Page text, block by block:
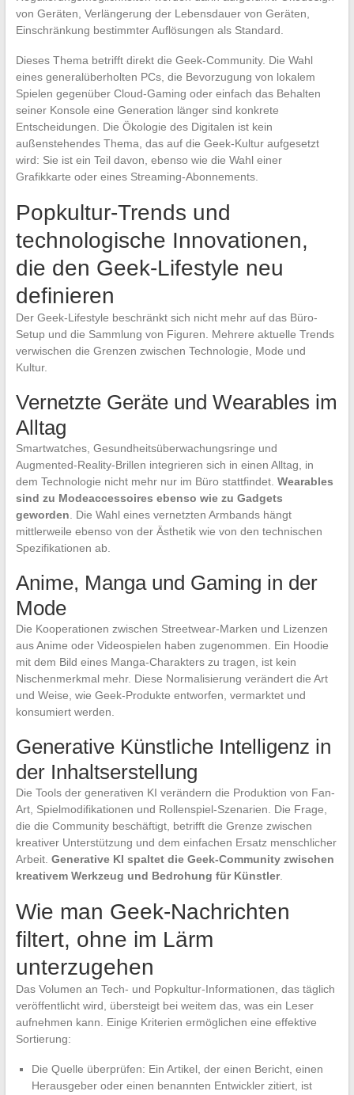
von Geräten, Verlängerung der Lebensdauer von Geräten,
Einschränkung bestimmter Auflösungen als Standard.
Dieses Thema betrifft direkt die Geek-Community. Die Wahl
eines generalüberholten PCs, die Bevorzugung von lokalem
Spielen gegenüber Cloud-Gaming oder einfach das Behalten
seiner Konsole eine Generation länger sind konkrete
Entscheidungen. Die Ökologie des Digitalen ist kein
außenstehendes Thema, das auf die Geek-Kultur aufgesetzt
wird: Sie ist ein Teil davon, ebenso wie die Wahl einer
Grafikkarte oder eines Streaming-Abonnements.
Popkultur-Trends und
technologische Innovationen,
die den Geek-Lifestyle neu
definieren
Der Geek-Lifestyle beschränkt sich nicht mehr auf das Büro-
Setup und die Sammlung von Figuren. Mehrere aktuelle Trends
verwischen die Grenzen zwischen Technologie, Mode und
Kultur.
Vernetzte Geräte und Wearables im
Alltag
Smartwatches, Gesundheitsüberwachungsringe und
Augmented-Reality-Brillen integrieren sich in einen Alltag, in
dem Technologie nicht mehr nur im Büro stattfindet. Wearables
sind zu Modeaccessoires ebenso wie zu Gadgets
geworden. Die Wahl eines vernetzten Armbands hängt
mittlerweile ebenso von der Ästhetik wie von den technischen
Spezifikationen ab.
Anime, Manga und Gaming in der
Mode
Die Kooperationen zwischen Streetwear-Marken und Lizenzen
aus Anime oder Videospielen haben zugenommen. Ein Hoodie
mit dem Bild eines Manga-Charakters zu tragen, ist kein
Nischenmerkmal mehr. Diese Normalisierung verändert die Art
und Weise, wie Geek-Produkte entworfen, vermarktet und
konsumiert werden.
Generative Künstliche Intelligenz in
der Inhaltserstellung
Die Tools der generativen KI verändern die Produktion von Fan-
Art, Spielmodifikationen und Rollenspiel-Szenarien. Die Frage,
die die Community beschäftigt, betrifft die Grenze zwischen
kreativer Unterstützung und dem einfachen Ersatz menschlicher
Arbeit. Generative KI spaltet die Geek-Community zwischen
kreativem Werkzeug und Bedrohung für Künstler.
Wie man Geek-Nachrichten
filtert, ohne im Lärm
unterzugehen
Das Volumen an Tech- und Popkultur-Informationen, das täglich
veröffentlicht wird, übersteigt bei weitem das, was ein Leser
aufnehmen kann. Einige Kriterien ermöglichen eine effektive
Sortierung:
Die Quelle überprüfen: Ein Artikel, der einen Bericht, einen
Herausgeber oder einen benannten Entwickler zitiert, ist